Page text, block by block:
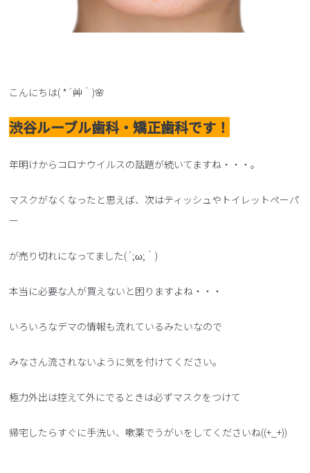
こんにちは( *´艸｀)🌸
渋谷ルーブル歯科・矯正歯科です！
年明けからコロナウイルスの話題が続いてますね・・・。
マスクがなくなったと思えば、次はティッシュやトイレットペーパ
ー
が売り切れになってました(´;ω;｀)
本当に必要な人が買えないと困りますよね・・・
いろいろなデマの情報も流れているみたいなので
みなさん流されないように気を付けてください。
極力外出は控えて外にでるときは必ずマスクをつけて
帰宅したらすぐに手洗い、嗽薬でうがいをしてくださいね((+_+))